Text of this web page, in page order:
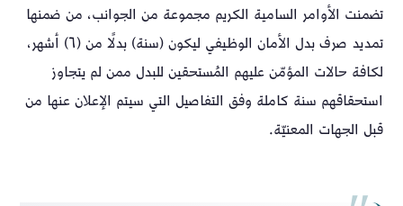
تضمنت الأوامر السامية الكريم مجموعة من الجوانب، من ضمنها
تمديد صرف بدل الأمان الوظيفي ليكون (سنة) بدلًا من (٦) أشهر،
لكافة حالات المؤمّن عليهم المُستحقين للبدل ممن لم يتجاوز
استحقاقهم سنة كاملة وفق التفاصيل التي سيتم الإعلان عنها من
قبل الجهات المعنيّة.